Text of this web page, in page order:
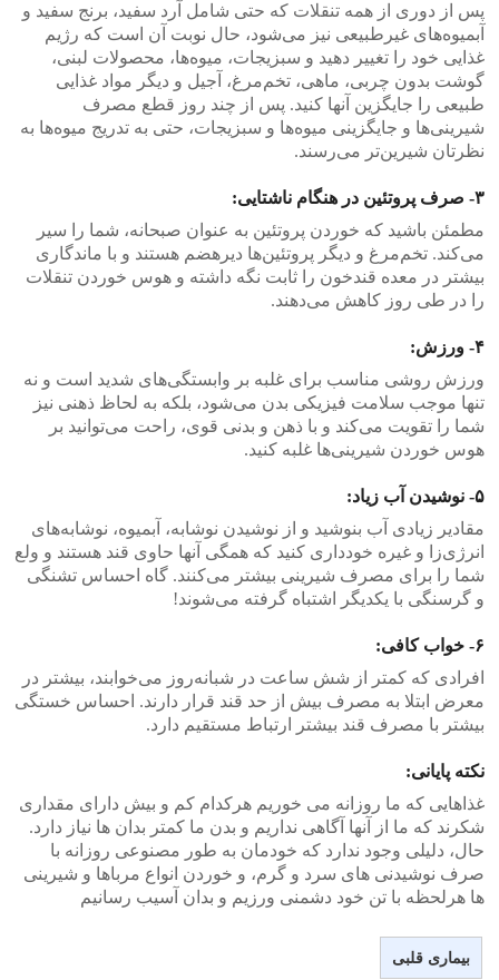
پس از دوری از همه تنقلات که حتی شامل آرد سفید، برنج سفید و
آبمیوه‌های غیرطبیعی نیز می‌شود، حال نوبت آن است که رژیم
غذایی خود را تغییر دهید و سبزیجات، میوه‌ها، محصولات لبنی،
گوشت بدون چربی، ماهی، تخم‌مرغ، آجیل و دیگر مواد غذایی
طبیعی را جایگزین آنها کنید. پس از چند روز قطع مصرف
شیرینی‌ها و جایگزینی میوه‌ها و سبزیجات، حتی به تدریج میوه‌ها به
نظرتان شیرین‌تر می‌‌رسند.
۳- صرف پروتئین‌ در هنگام ناشتایی:
مطمئن باشید که خوردن پروتئین به عنوان صبحانه، شما را سیر
می‌کند. تخم‌مرغ و دیگر پروتئین‌ها دیرهضم هستند و با ماندگاری
بیشتر در معده قندخون را ثابت نگه داشته و هوس خوردن تنقلات
را در طی روز کاهش می‌دهند.
۴- ورزش:
ورزش روشی مناسب برای غلبه بر وابستگی‌های شدید است و نه
تنها موجب سلامت فیزیکی بدن می‌شود، بلکه به لحاظ ذهنی نیز
شما را تقویت می‌کند و با ذهن و بدنی قوی، راحت‌ می‌توانید بر
هوس خوردن شیرینی‌ها غلبه کنید.
۵- نوشیدن آب زیاد:
مقادیر زیادی آب بنوشید و از نوشیدن نوشابه، آبمیوه، نوشابه‌های
انرژی‌زا و غیره خودداری کنید که همگی آنها حاوی قند هستند و ولع
شما را برای مصرف شیرینی بیشتر می‌کنند. گاه احساس تشنگی
و گرسنگی با یکدیگر اشتباه گرفته می‌شوند!
۶- خواب کافی:
افرادی که کمتر از شش ساعت در شبانه‌روز می‌خوابند، بیشتر در
معرض ابتلا به مصرف بیش از حد قند قرار دارند. احساس خستگی
بیشتر با مصرف قند بیشتر ارتباط مستقیم دارد.
نکته پایانی:
غذاهایی که ما روزانه می خوریم هرکدام کم و بیش دارای مقداری
شکرند که ما از آنها آگاهی نداریم و بدن ما کمتر بدان ها نیاز دارد.
حال، دلیلی وجود ندارد که خودمان به طور مصنوعی روزانه با
صرف نوشیدنی های سرد و گرم، و خوردن انواع مرباها و شیرینی
ها هرلحظه با تن خود دشمنی ورزیم و بدان آسیب رسانیم
بیماری قلبی